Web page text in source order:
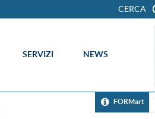
CERCA
SERVIZI NEWS
FORMart